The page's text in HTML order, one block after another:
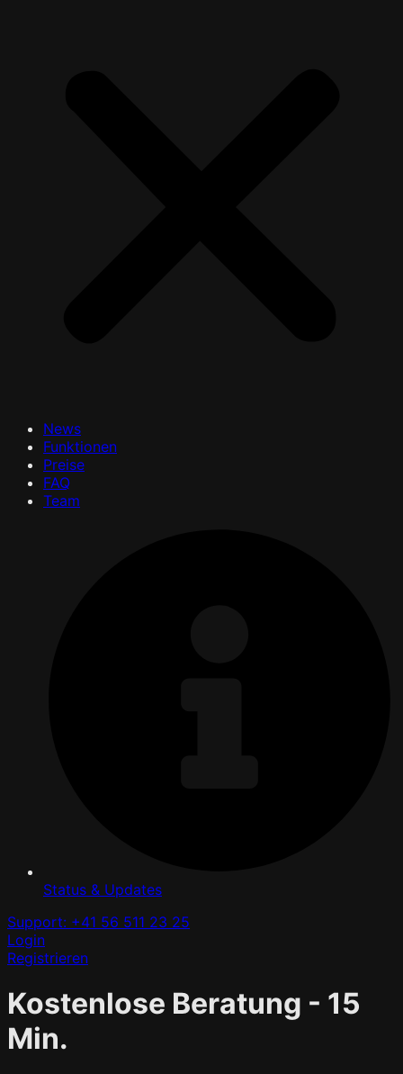
News
Funktionen
Preise
FAQ
Team
Status & Updates
Support: +41 56 511 23 25
Login
Registrieren
Kostenlose Beratung - 15
Min.